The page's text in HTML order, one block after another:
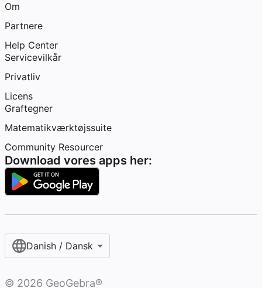
Om
Partnere
Help Center
Servicevilkår
Privatliv
Licens
Graftegner
Matematikværktøjssuite
Community Resourcer
Download vores apps her:
Danish / Dansk‎
© 2026 GeoGebra®